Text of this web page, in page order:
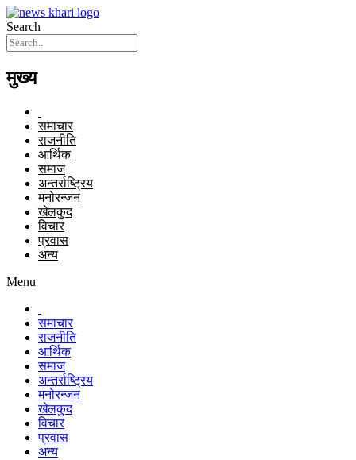
Search
मुख्य
समाचार
राजनीति
आर्थिक
समाज
अन्तर्राष्ट्रिय
मनोरन्जन
खेलकुद
विचार
प्रवास
अन्य
Menu
समाचार
राजनीति
आर्थिक
समाज
अन्तर्राष्ट्रिय
मनोरन्जन
खेलकुद
विचार
प्रवास
अन्य